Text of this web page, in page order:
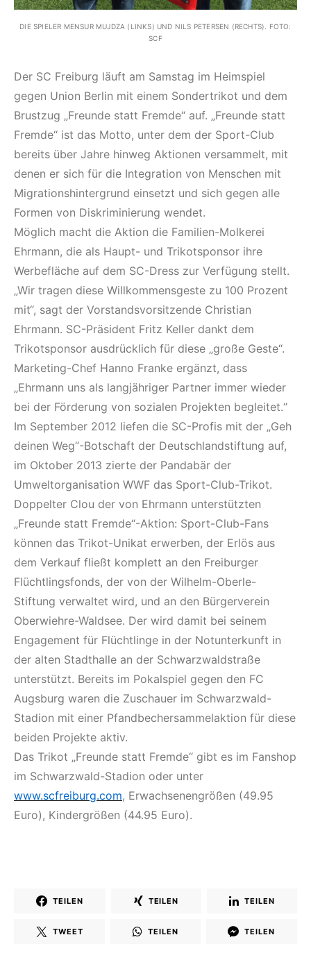
DIE SPIELER MENSUR MUJDZA (LINKS) UND NILS PETERSEN (RECHTS). FOTO:
SCF
Der SC Freiburg läuft am Samstag im Heimspiel
gegen Union Berlin mit einem Sondertrikot und dem
Brustzug „Freunde statt Fremde“ auf. „Freunde statt
Fremde“ ist das Motto, unter dem der Sport-Club
bereits über Jahre hinweg Aktionen versammelt, mit
denen er sich für die Integration von Menschen mit
Migrationshintergrund einsetzt und sich gegen alle
Formen von Diskriminierung wendet.
Möglich macht die Aktion die Familien-Molkerei
Ehrmann, die als Haupt- und Trikotsponsor ihre
Werbefläche auf dem SC-Dress zur Verfügung stellt.
„Wir tragen diese Willkommensgeste zu 100 Prozent
mit“, sagt der Vorstandsvorsitzende Christian
Ehrmann. SC-Präsident Fritz Keller dankt dem
Trikotsponsor ausdrücklich für diese „große Geste“.
Marketing-Chef Hanno Franke ergänzt, dass
„Ehrmann uns als langjähriger Partner immer wieder
bei der Förderung von sozialen Projekten begleitet.“
Im September 2012 liefen die SC-Profis mit der „Geh
deinen Weg“-Botschaft der Deutschlandstiftung auf,
im Oktober 2013 zierte der Pandabär der
Umweltorganisation WWF das Sport-Club-Trikot.
Doppelter Clou der von Ehrmann unterstützten
„Freunde statt Fremde“-Aktion: Sport-Club-Fans
können das Trikot-Unikat erwerben, der Erlös aus
dem Verkauf fließt komplett an den Freiburger
Flüchtlingsfonds, der von der Wilhelm-Oberle-
Stiftung verwaltet wird, und an den Bürgerverein
Oberwiehre-Waldsee. Der wird damit bei seinem
Engagement für Flüchtlinge in der Notunterkunft in
der alten Stadthalle an der Schwarzwaldstraße
unterstützt. Bereits im Pokalspiel gegen den FC
Augsburg waren die Zuschauer im Schwarzwald-
Stadion mit einer Pfandbechersammelaktion für diese
beiden Projekte aktiv.
Das Trikot „Freunde statt Fremde“ gibt es im Fanshop
im Schwarzwald-Stadion oder unter
www.scfreiburg.com, Erwachsenengrößen (49.95
Euro), Kindergrößen (44.95 Euro).
TEILEN TEILEN TEILEN
TWEET TEILEN TEILEN